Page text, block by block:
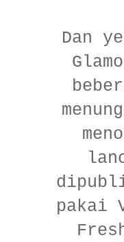
Dan
pakai